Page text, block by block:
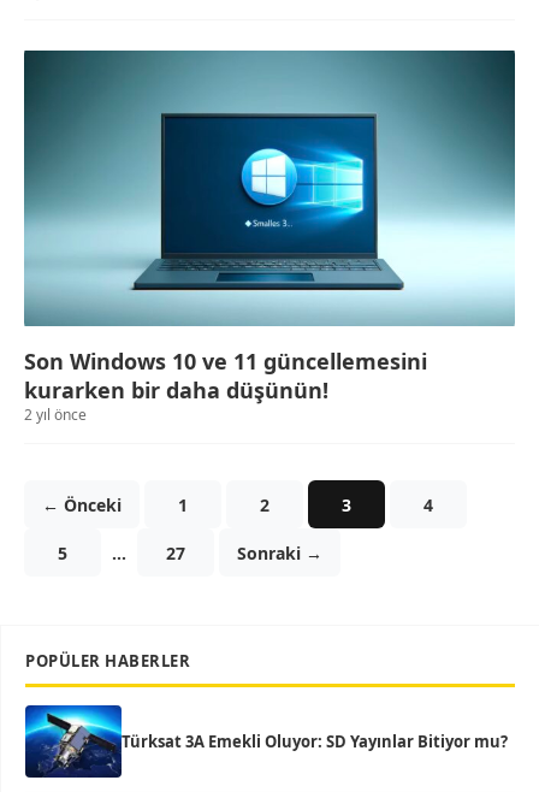
Son Windows 10 ve 11 güncellemesini
kurarken bir daha düşünün!
2 yıl önce
← Önceki 1 2 3 4
5 … 27 Sonraki →
POPÜLER HABERLER
Türksat 3A Emekli Oluyor: SD Yayınlar Bitiyor mu?